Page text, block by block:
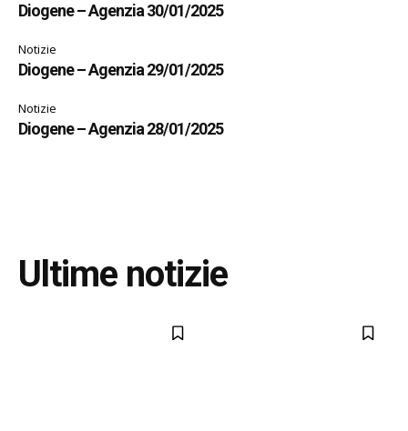
Diogene – Agenzia 30/01/2025
Notizie
Diogene – Agenzia 29/01/2025
Notizie
Diogene – Agenzia 28/01/2025
Ultime notizie